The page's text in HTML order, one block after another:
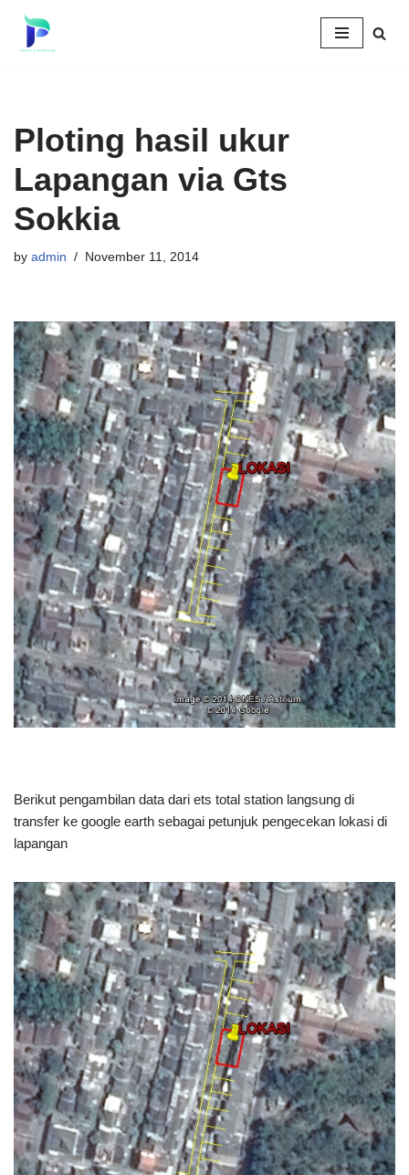
Skip
Ploting hasil ukur
Lapangan via Gts
Sokkia
by admin November 11, 2014
Berikut pengambilan data dari ets total station langsung di
transfer ke google earth sebagai petunjuk pengecekan lokasi di
lapangan